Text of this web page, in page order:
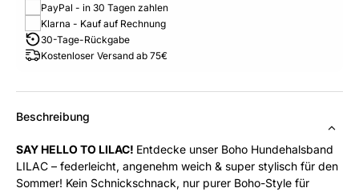
PayPal - in 30 Tagen zahlen
Klarna - Kauf auf Rechnung
30-Tage-Rückgabe
Kostenloser Versand ab 75€
Beschreibung
SAY HELLO TO LILAC! Entdecke unser Boho Hundehalsband
LILAC – federleicht, angenehm weich & super stylisch für den
Sommer! Kein Schnickschnack, nur purer Boho-Style für